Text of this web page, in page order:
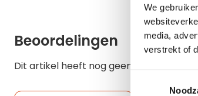
We
media,
verstrekt of
Beoordelingen
Dit artikel heeft nog geen beoordelingen.